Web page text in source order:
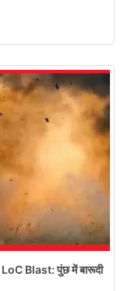
Blast: पुंछ में बारूदी